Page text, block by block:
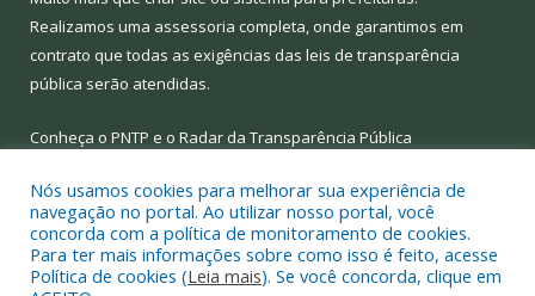
Realizamos uma assessoria completa, onde garantimos em
contrato que todas as exigências das leis de transparência
pública serão atendidas.
Conheça o PNTP e o Radar da Transparência Pública
Todos os direitos reservados a Prefeitura Municipal de Limoeiro
do Ajuru.
Nós usamos cookies para melhorar sua experiência de
navegação no portal. Ao utilizar nosso portal, você
concorda com a política de monitoramento de cookies.
Para ter mais informações sobre como isso é feito, acesse
Política de cookies (Leia mais). Se você concorda, clique em